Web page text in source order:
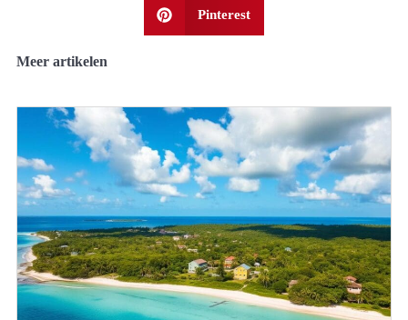
Pinterest
Meer artikelen